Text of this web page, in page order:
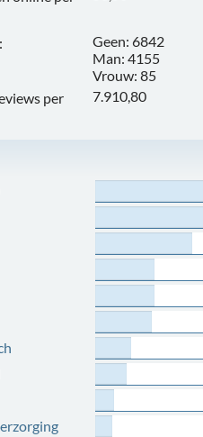
Geen: 6842
Man: 4155
Vrouw: 85
per
7.910,80